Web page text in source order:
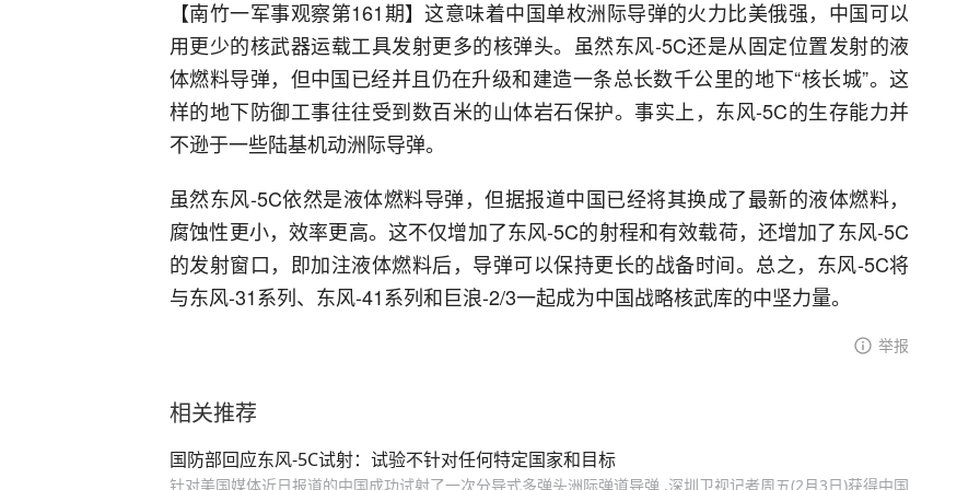
【南竹一军事观察第161期】这意味着中国单枚洲际导弹的火力比美俄强，中国可以
用更少的核武器运载工具发射更多的核弹头。虽然东风-5C还是从固定位置发射的液
体燃料导弹，但中国已经并且仍在升级和建造一条总长数千公里的地下“核长城”。这
样的地下防御工事往往受到数百米的山体岩石保护。事实上，东风-5C的生存能力并
不逊于一些陆基机动洲际导弹。
虽然东风-5C依然是液体燃料导弹，但据报道中国已经将其换成了最新的液体燃料，
腐蚀性更小，效率更高。这不仅增加了东风-5C的射程和有效载荷，还增加了东风-5C
的发射窗口，即加注液体燃料后，导弹可以保持更长的战备时间。总之，东风-5C将
与东风-31系列、东风-41系列和巨浪-2/3一起成为中国战略核武库的中坚力量。
举报
相关推荐
国防部回应东风-5C试射：试验不针对任何特定国家和目标
针对美国媒体近日报道的中国成功试射了一次分导式多弹头洲际弹道导弹 ,深圳卫视记者周五(2月3日)获得中国